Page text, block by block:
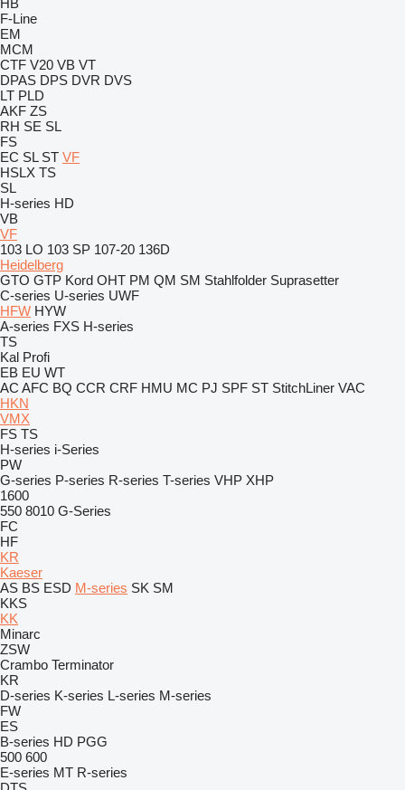
HB
F-Line
EM
MCM
CTF V20 VB VT
DPAS DPS DVR DVS
LT PLD
AKF ZS
RH SE SL
FS
EC SL ST VF
HSLX TS
SL
H-series HD
VB
VF
103 LO 103 SP 107-20 136D
Heidelberg
GTO GTP Kord OHT PM QM SM Stahlfolder Suprasetter
C-series U-series UWF
HFW HYW
A-series FXS H-series
TS
Kal Profi
EB EU WT
AC AFC BQ CCR CRF HMU MC PJ SPF ST StitchLiner VAC
HKN
VMX
FS TS
H-series i-Series
PW
G-series P-series R-series T-series VHP XHP
1600
550 8010 G-Series
FC
HF
KR
Kaeser
AS BS ESD M-series SK SM
KKS
KK
Minarc
ZSW
Crambo Terminator
KR
D-series K-series L-series M-series
FW
ES
B-series HD PGG
500 600
E-series MT R-series